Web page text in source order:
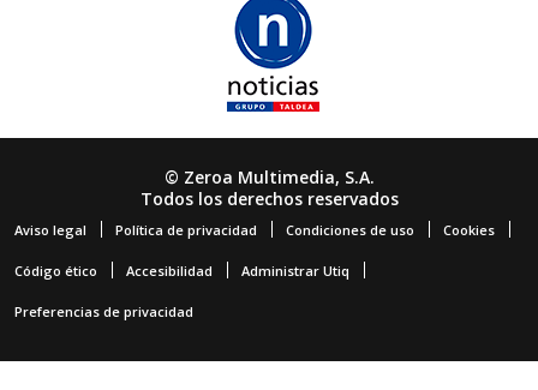
© Zeroa Multimedia, S.A.
Todos los derechos reservados
Aviso legal Política de privacidad Condiciones de uso Cookies
Código ético Accesibilidad Administrar Utiq
Preferencias de privacidad